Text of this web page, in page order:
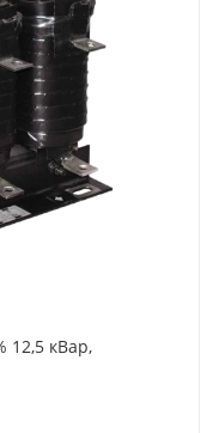
12,5 кВар,